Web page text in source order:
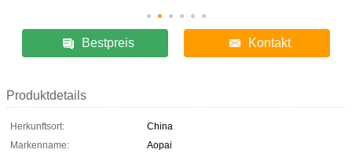
Bestpreis Kontakt
Produktdetails
Herkunftsort:
China
Markenname:
Aopai